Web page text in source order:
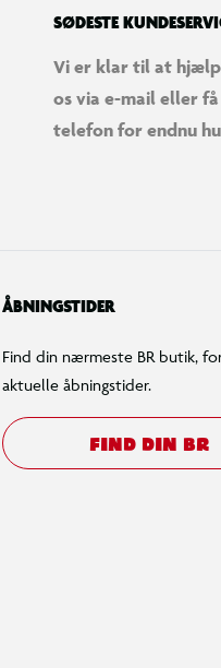
SØDESTE
Vi er klar til at
os via e-mail eller
telefon for endnu
ÅBNINGSTIDER
Find din nærmeste BR butik,
aktuelle åbningstider.
FIND DIN BR